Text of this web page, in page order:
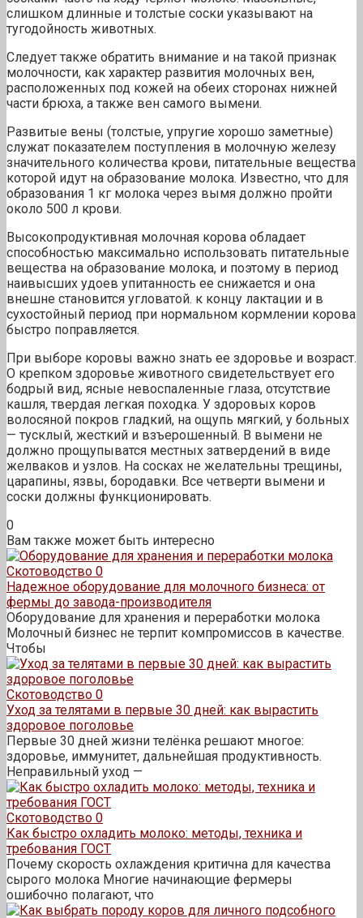
слишком длинные и толстые соски указывают на
тугодойность животных.
Следует также обратить внимание и на такой признак
молочности, как характер развития молочных вен,
расположенных под кожей на обеих сторонах нижней
части брюха, а также вен самого вымени.
Развитые вены (толстые, упругие хорошо заметные)
служат показателем поступления в молочную железу
значительного количества крови, питательные вещества
которой идут на образование молока. Известно, что для
образования 1 кг молока через вымя должно пройти
около 500 л крови.
Высокопродуктивная молочная корова обладает
способностью максимально использовать питательные
вещества на образование молока, и поэтому в период
наивысших удоев упитанность ее снижается и она
внешне становится угловатой. к концу лактации и в
сухостойный период при нормальном кормлении корова
быстро поправляется.
При выборе коровы важно знать ее здоровье и возраст.
О крепком здоровье животного свидетельствует его
бодрый вид, ясные невоспаленные глаза, отсутствие
кашля, твердая легкая походка. У здоровых коров
волосяной покров гладкий, на ощупь мягкий, у больных
— тусклый, жесткий и взъерошенный. В вымени не
должно прощупыватся местных затвердений в виде
желваков и узлов. На сосках не желательны трещины,
царапины, язвы, бородавки. Все четверти вымени и
соски должны функционировать.
0
Вам также может быть интересно
Скотоводство 0
Надежное оборудование для молочного бизнеса: от
фермы до завода-производителя
Оборудование для хранения и переработки молока
Молочный бизнес не терпит компромиссов в качестве.
Чтобы
Скотоводство 0
Уход за телятами в первые 30 дней: как вырастить
здоровое поголовье
Первые 30 дней жизни телёнка решают многое:
здоровье, иммунитет, дальнейшая продуктивность.
Неправильный уход —
Скотоводство 0
Как быстро охладить молоко: методы, техника и
требования ГОСТ
Почему скорость охлаждения критична для качества
сырого молока Многие начинающие фермеры
ошибочно полагают, что